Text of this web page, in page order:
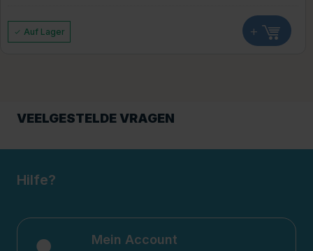
Auf Lager +
VEELGESTELDE VRAGEN
Hilfe?
Mein Account